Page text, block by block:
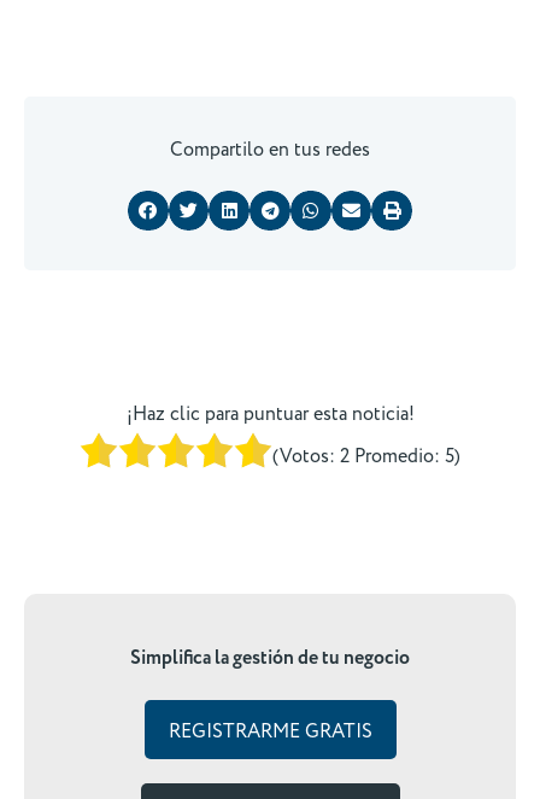
Compartilo en tus redes
¡Haz clic para puntuar esta noticia!
(Votos: 2 Promedio: 5)
Simplifica la gestión de tu negocio
REGISTRARME GRATIS